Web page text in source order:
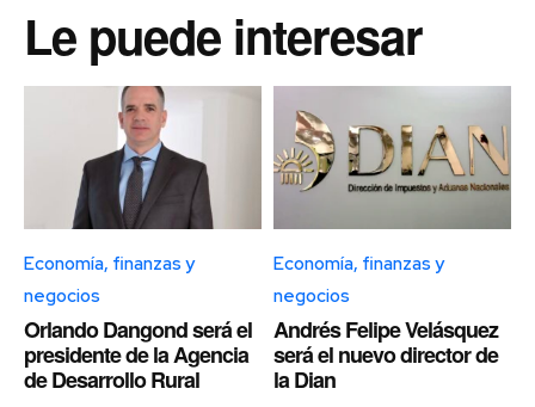
Le puede interesar
Economía, finanzas y
negocios
Orlando Dangond será el
presidente de la Agencia
de Desarrollo Rural
Economía, finanzas y
negocios
Andrés Felipe Velásquez
será el nuevo director de
la Dian